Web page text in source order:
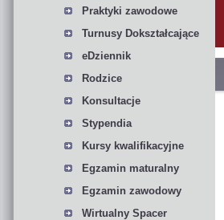
Praktyki zawodowe
Turnusy Dokształcające
eDziennik
Rodzice
Konsultacje
Stypendia
Kursy kwalifikacyjne
Egzamin maturalny
Egzamin zawodowy
Wirtualny Spacer